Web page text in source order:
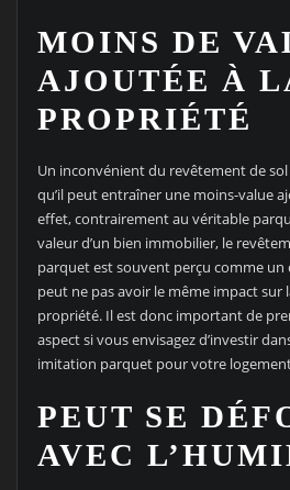
MOINS DE
AJOUTÉE À
PROPRIÉTÉ
Un inconvénient du revêtement de
qu’il peut entraîner une moins-value
effet, contrairement au véritable
valeur d’un bien immobilier, le
parquet est souvent perçu comme
peut ne pas avoir le même impact sur
propriété. Il est donc important de
aspect si vous envisagez d’investir
imitation parquet pour votre
PEUT SE
AVEC